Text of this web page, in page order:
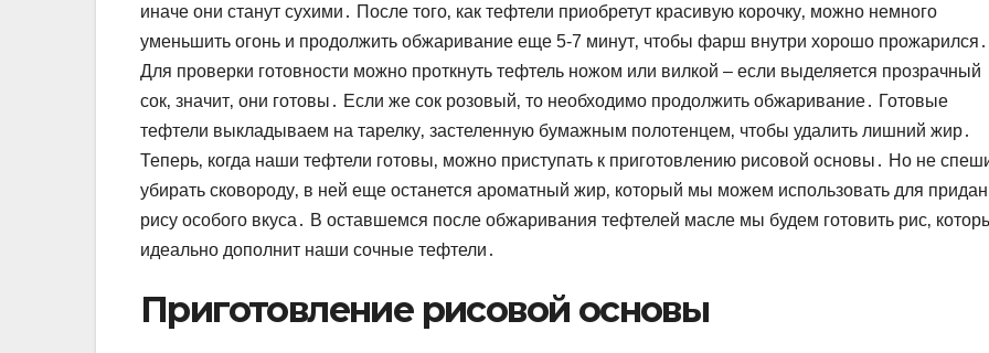
иначе они станут сухими․ После того‚ как тефтели приобретут красивую корочку‚ можно немного
уменьшить огонь и продолжить обжаривание еще 5-7 минут‚ чтобы фарш внутри хорошо прожарился․
Для проверки готовности можно проткнуть тефтель ножом или вилкой – если выделяется прозрачный
сок‚ значит‚ они готовы․ Если же сок розовый‚ то необходимо продолжить обжаривание․ Готовые
тефтели выкладываем на тарелку‚ застеленную бумажным полотенцем‚ чтобы удалить лишний жир․
Теперь‚ когда наши тефтели готовы‚ можно приступать к приготовлению рисовой основы․ Но не
убирать сковороду‚ в ней еще останется ароматный жир‚ который мы можем использовать для
рису особого вкуса․ В оставшемся после обжаривания тефтелей масле мы будем готовить рис‚
идеально дополнит наши сочные тефтели․
Приготовление рисовой основы